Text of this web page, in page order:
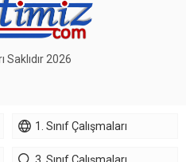
Saklıdır 2026
1. Sınıf Çalışmaları